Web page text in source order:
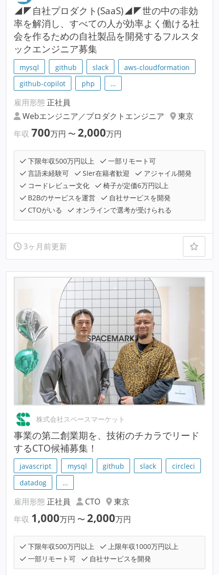
◢◤自社プロダクト(SaaS)◢◤世の中の非効
率を解消し、すべての人が効率よく働ける社
会を作るための自社製品を開発するフルスタ
ックエンジニア募集
mysql github slack
aws-cloudformation
github-copilot
php …
雇用形態 正社員
Webエンジニア／プロダクトエンジニア
東京
年収 700万円 〜 2,000万円
下限年収500万円以上
一部リモート可
言語未経験可
SIer在籍者歓迎
アジャイル開発
コードレビュー文化
椅子が定価6万円以上
B2Bのサービスを運営
自社サービスを開発
CTOがいる
オンラインで選考が受けられる
3ヶ月前更新
株式会社スペースマーケット
事業の第二創業期を、技術のチカラでリード
するCTO候補募集！
javascript mysql github slack
circleci
datadog
…
雇用形態 正社員 CTO
東京
年収 1,000万円 〜 2,000万円
下限年収500万円以上
上限年収1000万円以上
一部リモート可
自社サービスを開発